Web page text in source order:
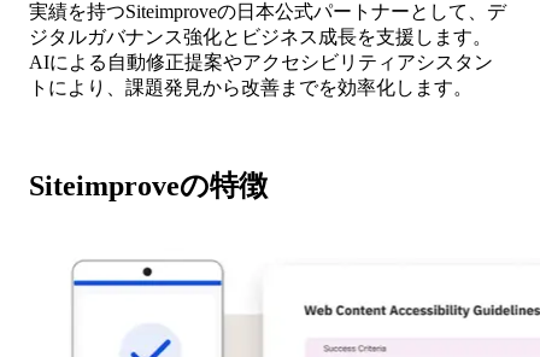
実績を持つSiteimproveの日本公式パートナーとして、デ
ジタルガバナンス強化とビジネス成長を支援します。
AIによる自動修正提案やアクセシビリティアシスタン
トにより、課題発見から改善までを効率化します。
Siteimproveの特徴